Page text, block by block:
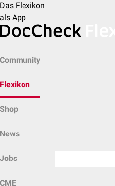
Das Flexikon
als App
Community
Flexikon
Shop
News
Jobs
CME